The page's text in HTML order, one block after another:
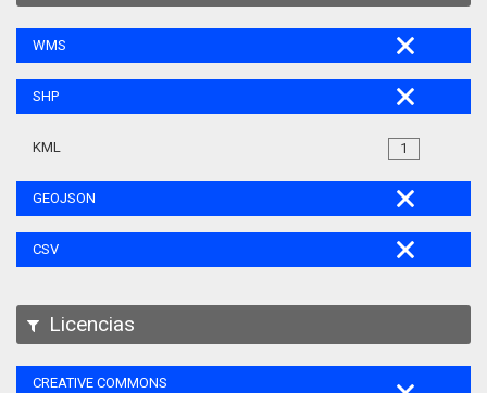
WMS
SHP
1
KML
GEOJSON
CSV
Licencias
CREATIVE COMMONS